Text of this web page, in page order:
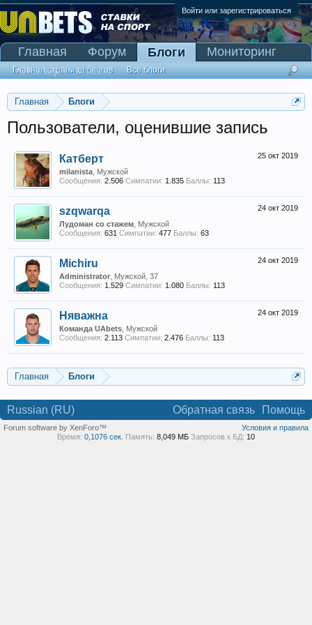
Войти или зарегистрироваться
Главная Блоги
Пользователи, оценившие запись
25 окт 2019
Катберт
milanista , Мужской
Сообщения: 2.506 Симпатии: 1.835 Баллы: 113
24 окт 2019
szqwarqa
Лудоман со стажем , Мужской
Сообщения: 631 Симпатии: 477 Баллы: 63
24 окт 2019
Michiru
Administrator , Мужской, 37
Сообщения: 1.529 Симпатии: 1.080 Баллы: 113
24 окт 2019
Няважна
Команда UAbets , Мужской
Сообщения: 2.113 Симпатии: 2.476 Баллы: 113
Главная Блоги
Главная Форум Блоги
Главная страница блогов Все блоги
Мониторинг
Сканер Pinnacle
Russian (RU) Обратная связь Помощь
Условия и правила
Forum software by XenForo™
Время: 0,1076 сек. Память: 8,049 МБ Запросов к БД: 10